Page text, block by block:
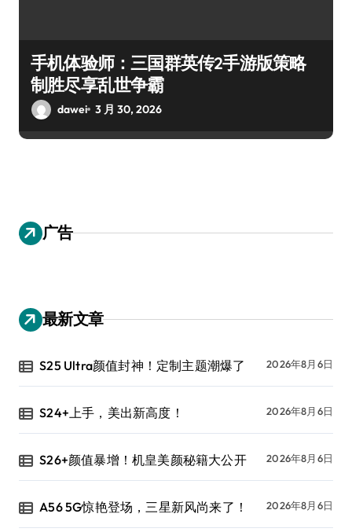
手机体验师：三国群英传2手游版策略
制胜尽享乱世争霸
dawei 3 月 30, 2026
广告
最新文章
S25 Ultra颜值封神！定制主题潮爆了 2026年8月6日
S24+上手，美出新高度！ 2026年8月6日
S26+颜值暴增！机皇美颜秘籍大公开 2026年8月6日
A56 5G惊艳登场，三星新风尚来了！ 2026年8月6日